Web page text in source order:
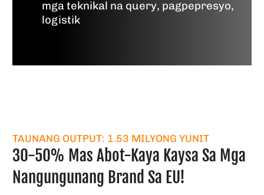
mga teknikal na query, pagpepresyo,
logistik
TAUNANG OUTPUT: 1.53 MILYONG YUNIT
30-50% Mas Abot-Kaya Kaysa Sa Mga
Nangungunang Brand Sa EU!